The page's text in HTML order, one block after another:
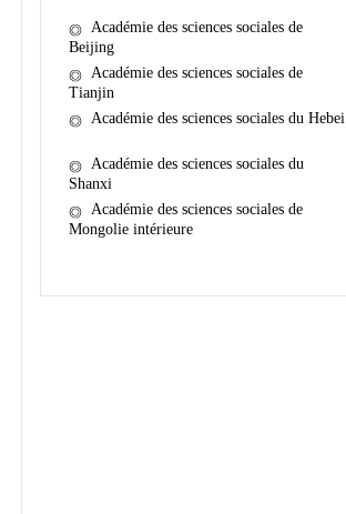
Académie des sciences sociales de
Beijing
Académie des sciences sociales de
Tianjin
Académie des sciences sociales du Hebei
Académie des sciences sociales du
Shanxi
Académie des sciences sociales de
Mongolie intérieure